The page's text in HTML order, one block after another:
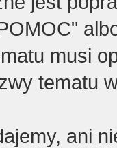
musi
tematu
ani